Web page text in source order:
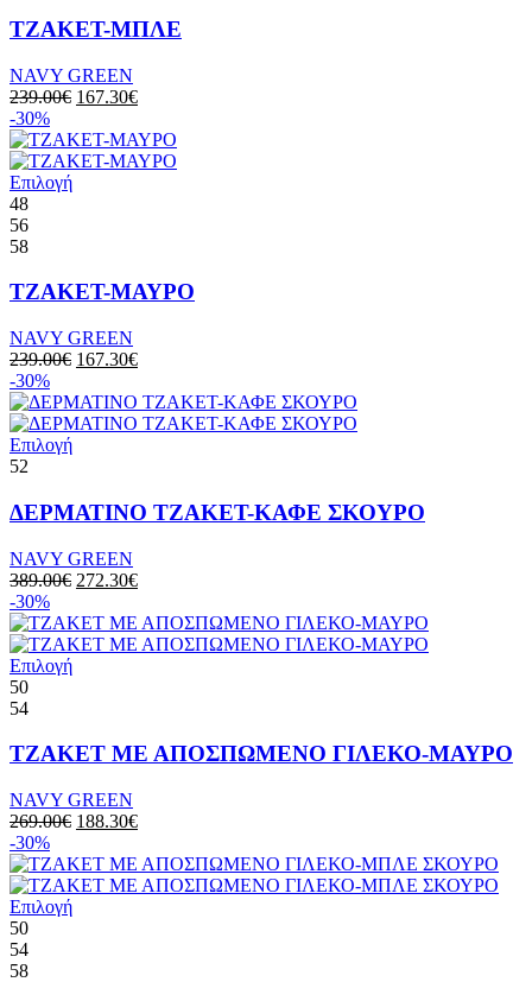
ΤΖΑΚΕΤ-ΜΠΛΕ
NAVY GREEN
239.00€ 167.30€
-30%
Επιλογή
48
56
58
ΤΖΑΚΕΤ-ΜΑΥΡΟ
NAVY GREEN
239.00€ 167.30€
-30%
Επιλογή
52
ΔΕΡΜΑΤΙΝΟ ΤΖΑΚΕΤ-ΚΑΦΕ ΣΚΟΥΡΟ
NAVY GREEN
389.00€ 272.30€
-30%
Επιλογή
50
54
ΤΖΑΚΕΤ ΜΕ ΑΠΟΣΠΩΜΕΝΟ ΓΙΛΕΚΟ-ΜΑΥΡΟ
NAVY GREEN
269.00€ 188.30€
-30%
Επιλογή
50
54
58